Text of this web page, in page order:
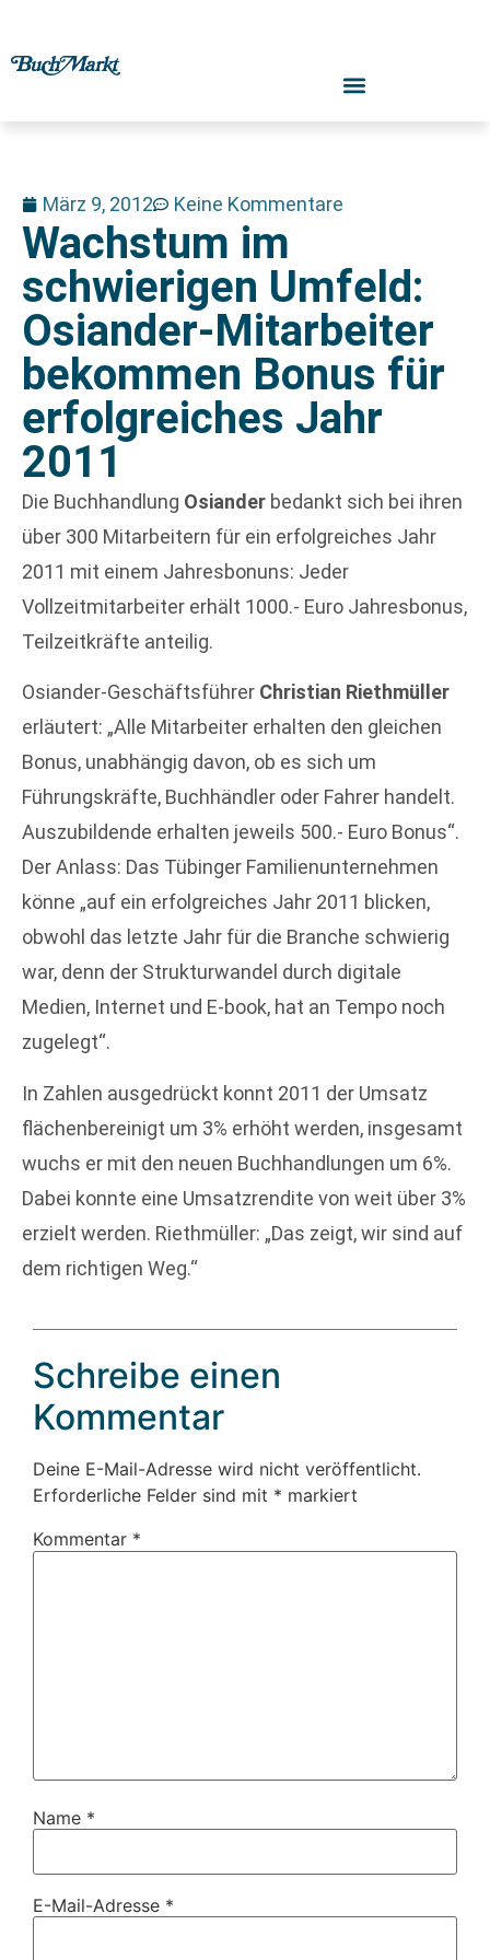
März 9, 2012 Keine Kommentare
Wachstum im
schwierigen Umfeld:
Osiander-Mitarbeiter
bekommen Bonus für
erfolgreiches Jahr
2011
Die Buchhandlung Osiander bedankt sich bei ihren
über 300 Mitarbeitern für ein erfolgreiches Jahr
2011 mit einem Jahresbonuns: Jeder
Vollzeitmitarbeiter erhält 1000.- Euro Jahresbonus,
Teilzeitkräfte anteilig.
Osiander-Geschäftsführer Christian Riethmüller
erläutert: „Alle Mitarbeiter erhalten den gleichen
Bonus, unabhängig davon, ob es sich um
Führungskräfte, Buchhändler oder Fahrer handelt.
Auszubildende erhalten jeweils 500.- Euro Bonus“.
Der Anlass: Das Tübinger Familienunternehmen
könne „auf ein erfolgreiches Jahr 2011 blicken,
obwohl das letzte Jahr für die Branche schwierig
war, denn der Strukturwandel durch digitale
Medien, Internet und E-book, hat an Tempo noch
zugelegt“.
In Zahlen ausgedrückt konnt 2011 der Umsatz
flächenbereinigt um 3% erhöht werden, insgesamt
wuchs er mit den neuen Buchhandlungen um 6%.
Dabei konnte eine Umsatzrendite von weit über 3%
erzielt werden. Riethmüller: „Das zeigt, wir sind auf
dem richtigen Weg.“
Schreibe einen
Kommentar
Deine E-Mail-Adresse wird nicht veröffentlicht.
Erforderliche Felder sind mit * markiert
Kommentar *
Name *
E-Mail-Adresse *